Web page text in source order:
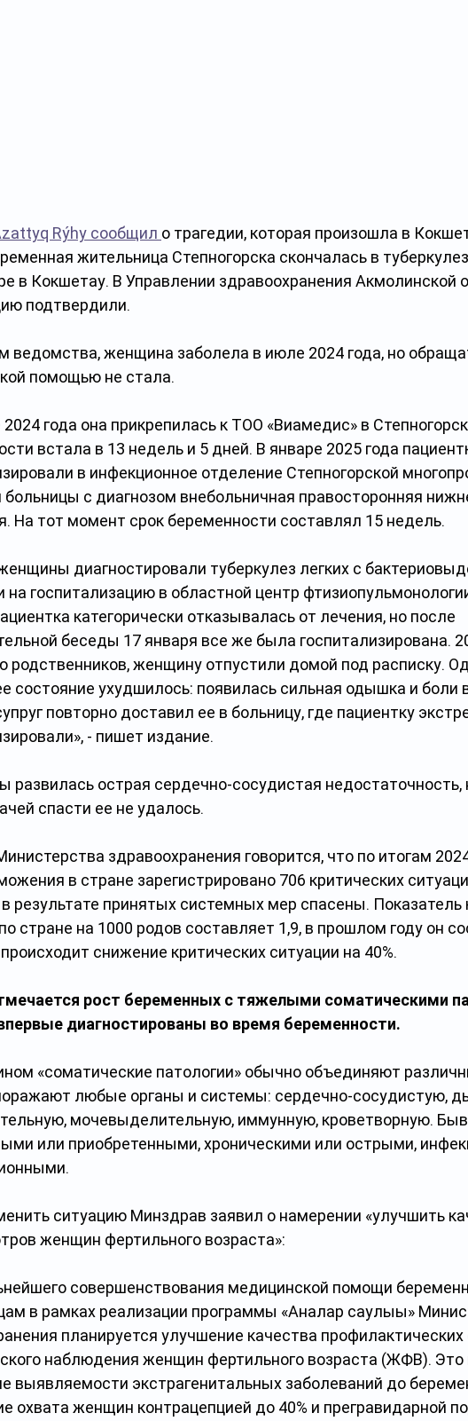
Rýhy сообщил о трагедии, которая произошла в
жительница Степногорска скончалась в
в Кокшетау. В Управлении здравоохранения Акмолинской
подтвердили.
ведомства, женщина заболела в июле 2024 года, но
помощью не стала.
года она прикрепилась к ТОО «Виамедис» в
встала в 13 недель и 5 дней. В январе 2025 года
в инфекционное отделение Степногорской
больницы с диагнозом внебольничная правосторонняя
На тот момент срок беременности составлял 15 недель.
диагностировали туберкулез легких с
на госпитализацию в областной центр
категорически отказывалась от лечения, но после
беседы 17 января все же была госпитализирована.
родственников, женщину отпустили домой под расписку.
состояние ухудшилось: появилась сильная одышка и боли
повторно доставил ее в больницу, где пациентку
- пишет издание.
развилась острая сердечно-сосудистая недостаточность,
спасти ее не удалось.
здравоохранения говорится, что по итогам
в стране зарегистрировано 706 критических
результате принятых системных мер спасены. Показатель
стране на 1000 родов составляет 1,9, в прошлом году он
снижение критических ситуации на 40%.
рост беременных с тяжелыми соматическими
диагностированы во время беременности.
«соматические патологии» обычно объединяют
любые органы и системы: сердечно-сосудистую,
мочевыделительную, иммунную, кроветворную.
или приобретенными, хроническими или острыми,
ситуацию Минздрав заявил о намерении «улучшить
женщин фертильного возраста»:
совершенствования медицинской помощи
в рамках реализации программы «Аналар саулығы»
планируется улучшение качества
наблюдения женщин фертильного возраста (ЖФВ). Это
выявляемости экстрагенитальных заболеваний до
охвата женщин контрацепцией до 40% и прегравидарной